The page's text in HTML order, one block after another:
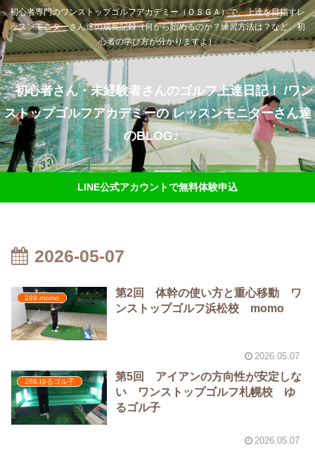
初心者専門のワンストップゴルフアカデミー（ＯＳＧＡ）で、上達を目指すレ
ッスンモニターさん達の成長記録（何から始めるのか？練習方法は？など、初
心者の学び方が分かりますよ）
初心者さん・未経験者さんのゴルフ上達日記！ /ワン
ストップゴルフアカデミーの レッスンモニターさん達
のBLOG♪
LINE公式アカウントで無料体験申込
2026-05-07
289.momo
第2回 体幹の使い方と重心移動 ワ
ンストップゴルフ浜松校 momo
2026.05.07
288.ゆるゴル子
第5回 アイアンの方向性が安定しな
い ワンストップゴルフ札幌校 ゆ
るゴル子
2026.05.07